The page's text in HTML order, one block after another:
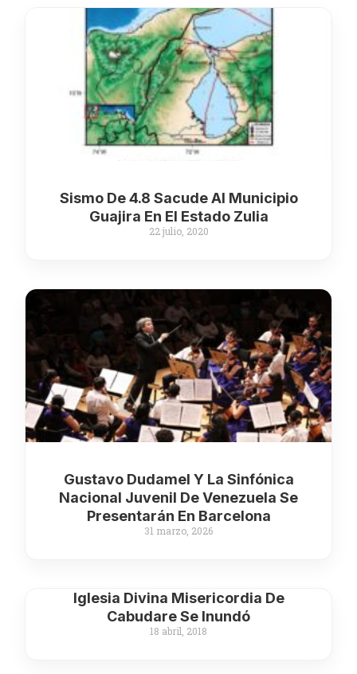
Sismo De 4.8 Sacude Al Municipio
Guajira En El Estado Zulia
22 julio, 2020
Gustavo Dudamel Y La Sinfónica
Nacional Juvenil De Venezuela Se
Presentarán En Barcelona
31 marzo, 2026
Iglesia Divina Misericordia De
Cabudare Se Inundó
18 abril, 2018